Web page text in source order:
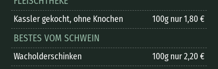
Kassler gekocht, ohne Knochen 100g nur 1,80 €
BESTES VOM SCHWEIN
Wacholderschinken
100g nur 2,20 €